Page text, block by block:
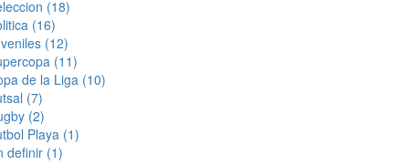
(18)
(16)
(12)
(11)
de la Liga (10)
(7)
(2)
Playa (1)
definir (1)